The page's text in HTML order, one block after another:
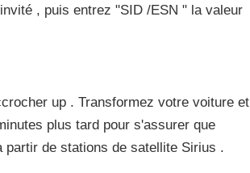
, puis entrez "SID /ESN " la valeur
up . Transformez votre voiture et
plus tard pour s'assurer que
de stations de satellite Sirius .